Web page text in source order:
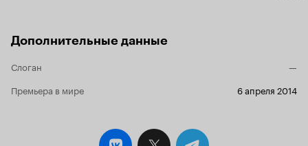
Дополнительные данные
Слоган
—
Премьера в мире
6 апреля 2014